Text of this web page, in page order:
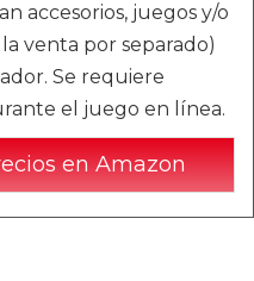
accesorios, juegos y/o
venta por separado)
Se requiere
el juego en línea.
en Amazon